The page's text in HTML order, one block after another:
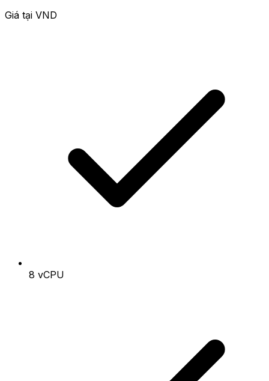
Giá tại VND
8 vCPU